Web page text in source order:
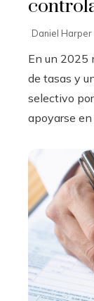
Daniel Harper
En un 2025
de tasas y
selectivo
apoyarse en